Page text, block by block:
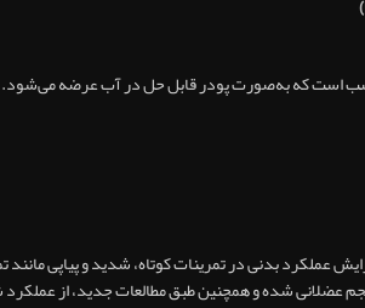
عملکرد بدنی در تمرینات کوتاه، شدید و پیاپی